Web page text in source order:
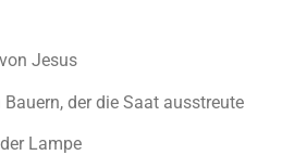
Jesus
der die Saat ausstreute
Lampe